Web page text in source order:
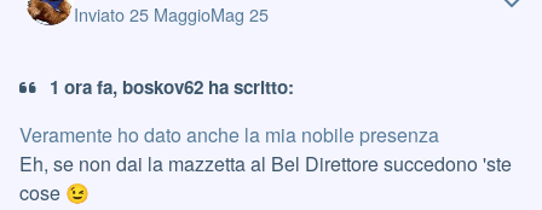
Inviato25 MaggioMag 25
1 ora fa, boskov62 ha scritto:
Veramente ho dato anche la mia nobile presenza
Eh, se non dai la mazzetta al Bel Direttore succedono 'ste
cose 😉